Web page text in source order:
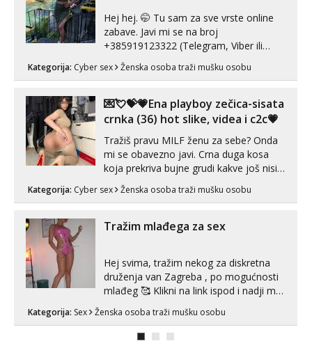
Hej hej. 🤭 Tu sam za sve vrste online
zabave. Javi mi se na broj
+385919123322 (Telegram, Viber ili
Whatsapp). 🤙 NE javljaj se na uzivo.
Hvala.
Kategorija: Cyber sex Ženska osoba traži mušku osobu
💌💘💝💗Ena playboy zečica-sisata
crnka (36) hot slike, videa i c2c💗
Tražiš pravu MILF ženu za sebe? Onda
mi se obavezno javi. Crna duga kosa
koja prekriva bujne grudi kakve još nisi
vidio, čista ŠESTICA! A usne? O usnama
bolje da ni ne pričam. Prave pune usne
vjeruj mi, takve još nisi vidio. Uvijek sam
spremna za ONLOINE zabavu...
Kategorija: Cyber sex Ženska osoba traži mušku osobu
Tražim mlađega za sex
Hej svima, tražim nekog za diskretna
druženja van Zagreba , po mogućnosti
mlađeg 🥰 Klikni na link ispod i nadji me
Kategorija: Sex Ženska osoba traži mušku osobu